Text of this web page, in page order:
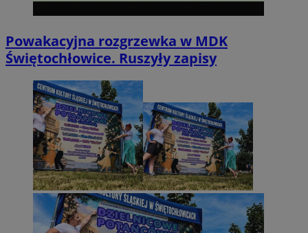
Powakacyjna rozgrzewka w MDK
Świętochłowice. Ruszyły zapisy